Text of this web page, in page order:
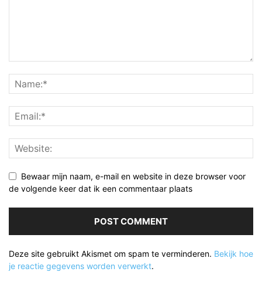
Bewaar mijn naam, e-mail en website in deze browser voor
de volgende keer dat ik een commentaar plaats
Deze site gebruikt Akismet om spam te verminderen. Bekijk hoe
je reactie gegevens worden verwerkt.